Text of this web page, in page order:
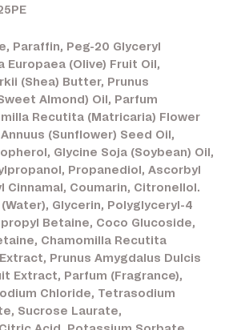
Paraffin, Peg-20 Glyceryl
(Olive) Fruit Oil,
(Shea) Butter, Prunus
Almond) Oil, Parfum
Recutita (Matricaria) Flower
(Sunflower) Seed Oil,
Glycine Soja (Soybean) Oil,
Propanediol, Ascorbyl
Cinnamal, Coumarin, Citronellol.
Glycerin, Polyglyceryl-4
Betaine, Coco Glucoside,
Chamomilla Recutita
Prunus Amygdalus Dulcis
Extract, Parfum (Fragrance),
Chloride, Tetrasodium
Sucrose Laurate,